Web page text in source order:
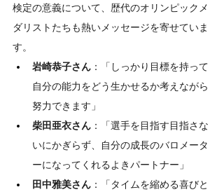
検定の意義について、歴代のオリンピックメ
ダリストたちも熱いメッセージを寄せていま
す。
岩崎恭子さん ：「しっかり目標を持って
自分の能力をどう生かせるか考えながら
努力できます」
柴田亜衣さん ：「選手を目指す目指さな
いにかぎらず、自分の成長のバロメータ
ーになってくれるよきパートナー」
田中雅美さん ：「タイムを縮める喜びと